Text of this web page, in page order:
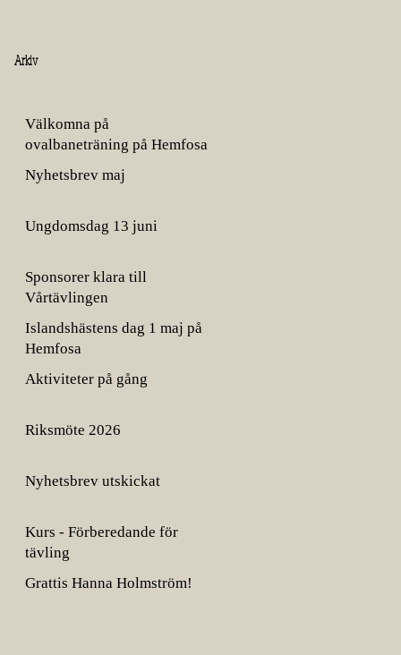
Arkiv
Välkomna på
ovalbaneträning på Hemfosa
Nyhetsbrev maj
Ungdomsdag 13 juni
Sponsorer klara till
Vårtävlingen
Islandshästens dag 1 maj på
Hemfosa
Aktiviteter på gång
Riksmöte 2026
Nyhetsbrev utskickat
Kurs - Förberedande för
tävling
Grattis Hanna Holmström!